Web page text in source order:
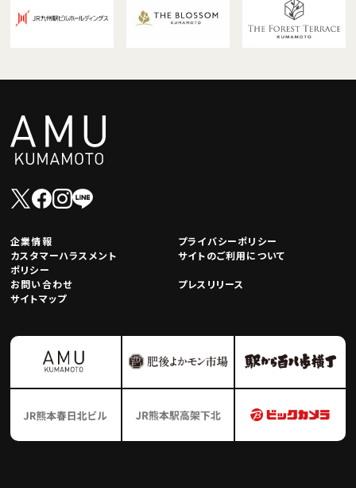
企業情報
プライバシーポリシー
カスタマーハラスメント
ポリシー
サイトのご利用について
お問い合わせ
プレスリリース
サイトマップ